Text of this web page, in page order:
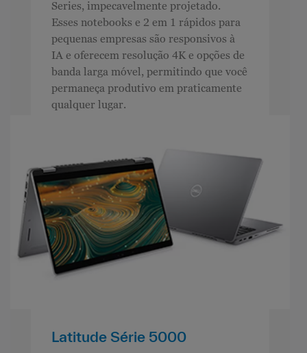
Series, impecavelmente projetado.
Esses notebooks e 2 em 1 rápidos para
pequenas empresas são responsivos à
IA e oferecem resolução 4K e opções de
banda larga móvel, permitindo que você
permaneça produtivo em praticamente
qualquer lugar.
Latitude Série 5000